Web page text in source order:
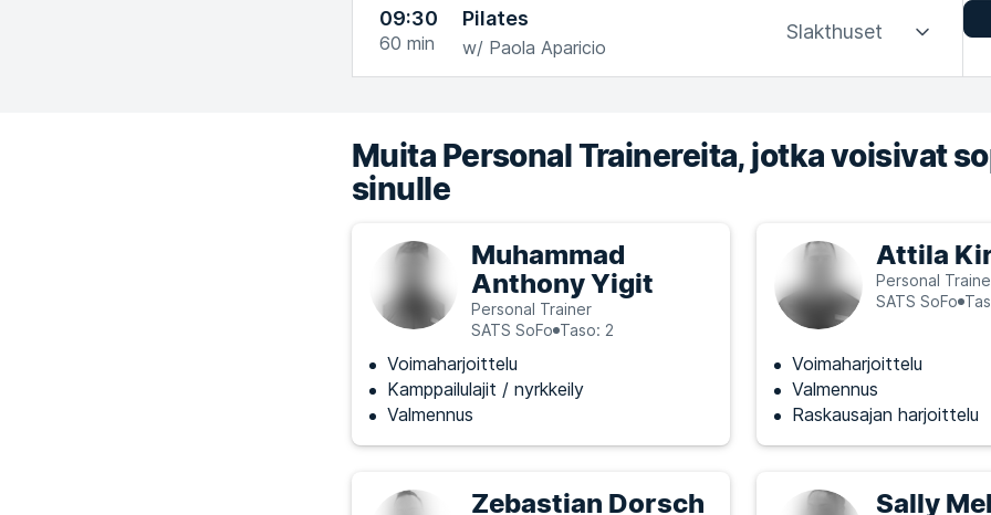
09:30
60 min
Pilates
w/ Paola Aparicio
Slakthuset
Muita Personal Trainereita, jotka voisivat
sinulle
Muhammad
Anthony Yigit
Personal Trainer
SATS SoFo Taso: 2
Voimaharjoittelu
Kamppailulajit / nyrkkeily
Valmennus
Attila
Personal
SATS SoFo
Voimaharjoittelu
Valmennus
Raskausajan harjoittelu
Zebastian Dorsch Sally